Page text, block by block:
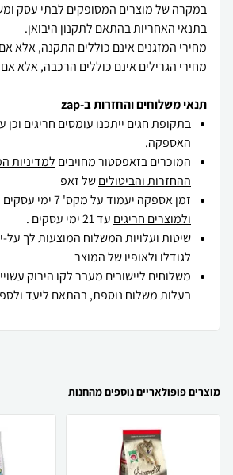
במקרה של מוצרים המסופקים לבתי עסק
מחירי הגרילים אינם כוללים הרכבה, אלא
תנאי משלוחים והחזרות ב-zap
בתקופת חגים ייתכנו עומסים חריגים וכן
האספקה.
המוכרים בזאפסטור מחויבים למדיניות
ההחזרות והביטוליםשל זאפ
זמן אספקה יעמוד על מקס' 7 ימי עסקים מיום הזמנה,
ולמוצרים חריגים עד 21 ימי עסקים .
שיטות ועלויות המשלוח המוצעות לך
לגודלו ולאופיו של המוצר
משלוחים ליישובים מעבר לקו הירוק
בעלות משלוח נוספת, בהתאם ליעד
מוצרים פופולאריים נוספים מהחנות